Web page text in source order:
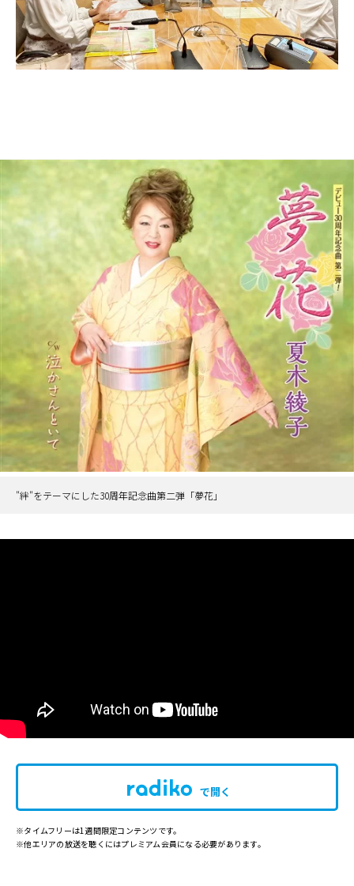
"絆"をテーマにした30周年記念曲第二弾「夢花」
で開く
※タイムフリーは1週間限定コンテンツです。
※他エリアの放送を聴くにはプレミアム会員になる必要があります。